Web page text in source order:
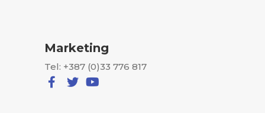
Marketing
Tel: +387 (0)33 776 817